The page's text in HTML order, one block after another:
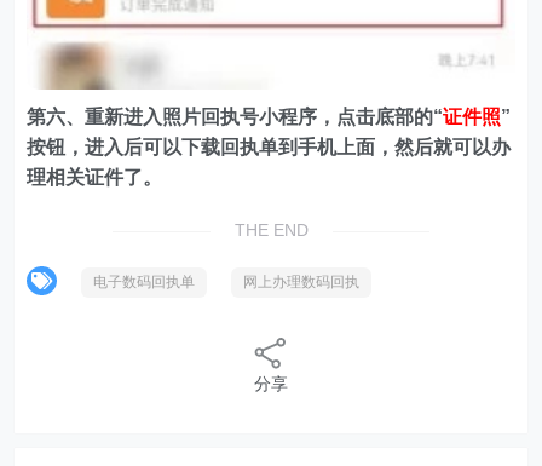
第六、重新进入照片回执号小程序，点击底部的“证件照”
按钮，进入后可以下载回执单到手机上面，然后就可以办
理相关证件了。
THE END
电子数码回执单 网上办理数码回执
分享